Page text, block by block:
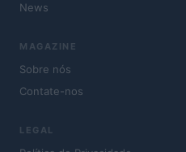
News
MAGAZINE
Sobre nós
Contate-nos
LEGAL